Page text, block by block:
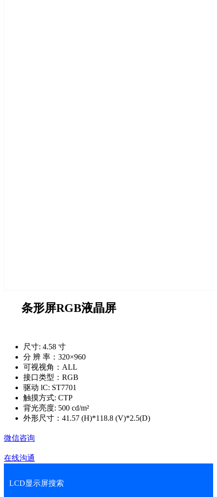
条形屏RGB液晶屏
尺寸: 4.58 寸
分 辨 率：320×960
可视视角：ALL
接口类型：RGB
驱动 lC: ST7701
触摸方式: CTP
背光亮度: 500 cd/m²
外形尺寸：41.57 (H)*118.8 (V)*2.5(D)
微信咨询
在线沟通
LCD显示屏搜索